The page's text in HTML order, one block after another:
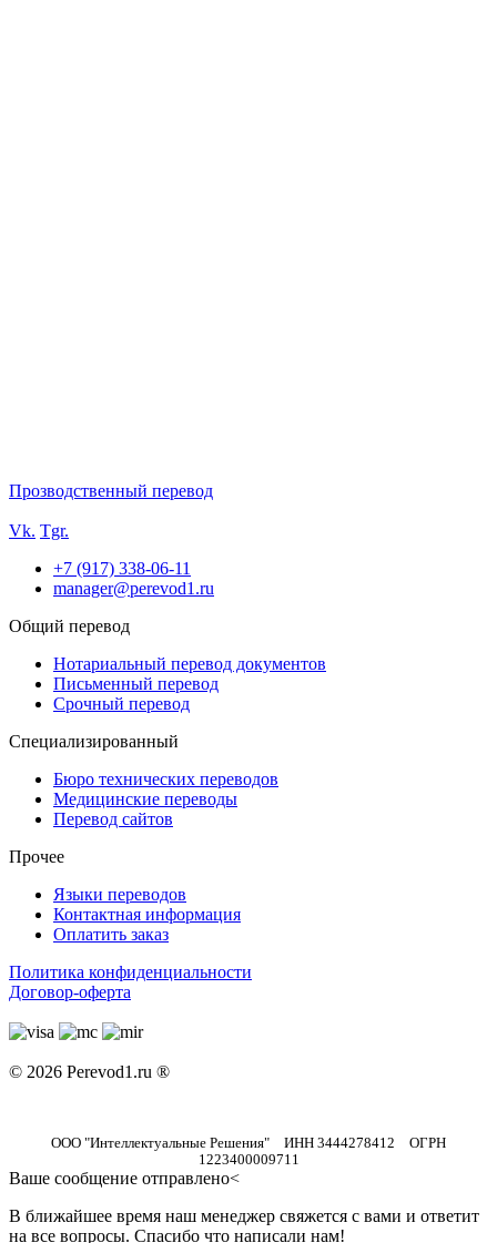
Прозводственный перевод
Vk. Tgr.
+7 (917) 338-06-11
manager@perevod1.ru
Общий перевод
Нотариальный перевод документов
Письменный перевод
Срочный перевод
Специализированный
Бюро технических переводов
Медицинские переводы
Перевод сайтов
Прочее
Языки переводов
Контактная информация
Оплатить заказ
Политика конфиденциальности
Договор-оферта
© 2026 Perevod1.ru ®
ООО "Интеллектуальные Решения" ИНН 3444278412 ОГРН
1223400009711
Ваше сообщение отправлено<
В ближайшее время наш менеджер свяжется с вами и ответит
на все вопросы. Спасибо что написали нам!